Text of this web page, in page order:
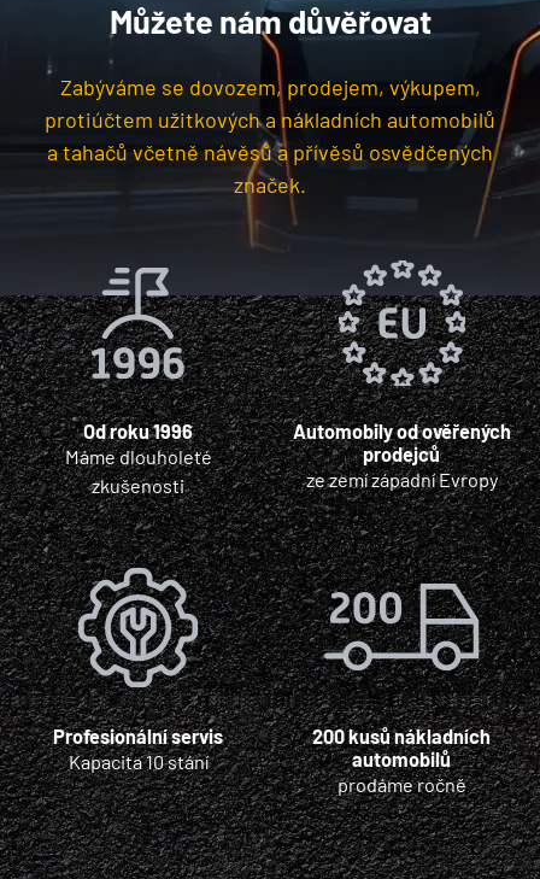
Můžete nám důvěřovat
Zabýváme se dovozem, prodejem, výkupem,
protiúčtem užitkových a nákladních automobilů
a tahačů včetně návěsů a přívěsů osvědčených
značek.
Od roku 1996
Máme dlouholeté
zkušenosti
Automobily od ověřených
prodejců
ze zemí západní Evropy
Profesionální servis
Kapacita 10 stání
200 kusů nákladních
automobilů
prodáme ročně